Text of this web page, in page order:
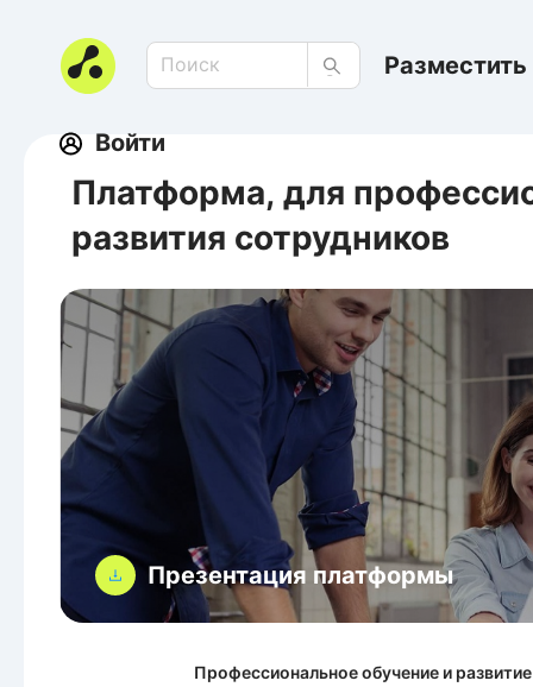
Войти
Платформа, для
развития сотрудников
Презентация платформы
Профессиональное обучение и